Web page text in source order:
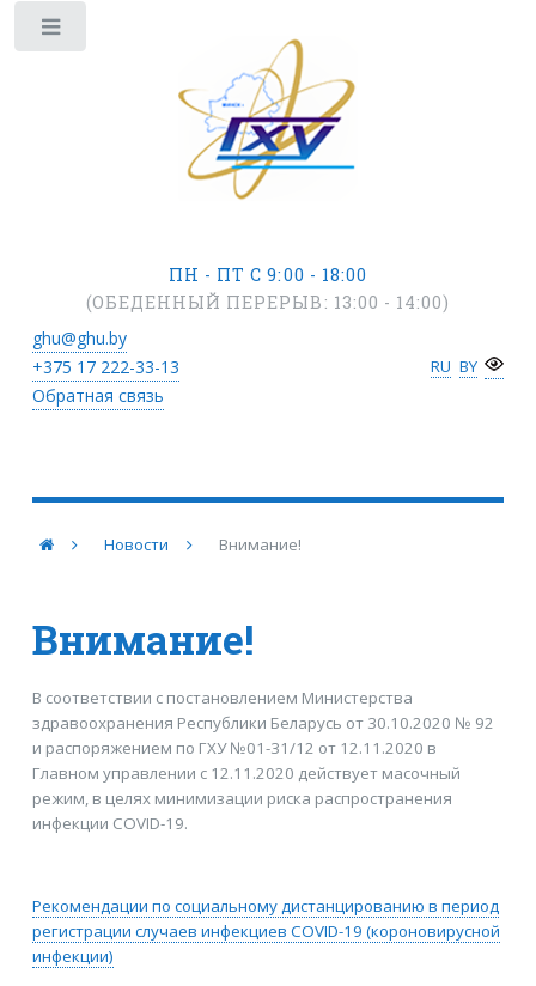
ПН - ПТ С 9:00 - 18:00
(ОБЕДЕННЫЙ ПЕРЕРЫВ: 13:00 - 14:00)
ghu@ghu.by
+375 17222-33-13
Обратная связь
RU BY
Новости Внимание!
Внимание!
В соответствии с постановлением Министерства
здравоохранения Республики Беларусь от 30.10.2020 № 92
и распоряжением по ГХУ №01-31/12 от 12.11.2020 в
Главном управлении с 12.11.2020 действует масочный
режим, в целях минимизации риска распространения
инфекции COVID-19.
Рекомендации по социальному дистанцированию в период
регистрации случаев инфекциев COVID-19 (короновирусной
инфекции)